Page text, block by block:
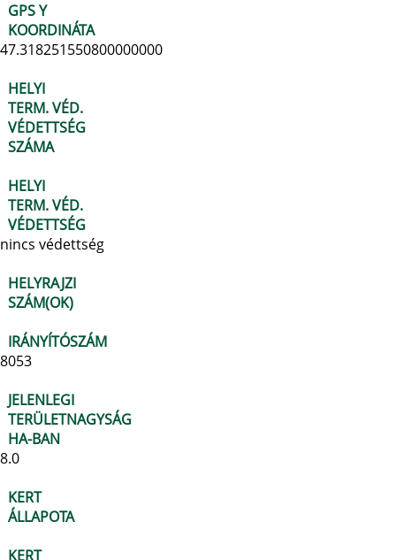
GPS Y
KOORDINÁTA
47.318251550800000000
HELYI
TERM. VÉD.
VÉDETTSÉG
SZÁMA
HELYI
TERM. VÉD.
VÉDETTSÉG
nincs védettség
HELYRAJZI
SZÁM(OK)
IRÁNYÍTÓSZÁM
8053
JELENLEGI
TERÜLETNAGYSÁG
HA-BAN
8.0
KERT
ÁLLAPOTA
KERT